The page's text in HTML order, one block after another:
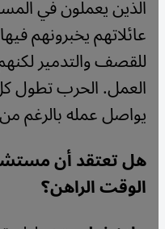
الذين يعملون في
عائلاتهم يخبرونهم
للقصف والتدمير
العمل. الحرب
يواصل عمله بالرغم
هل تعتقد أن
الوقت الراهن؟